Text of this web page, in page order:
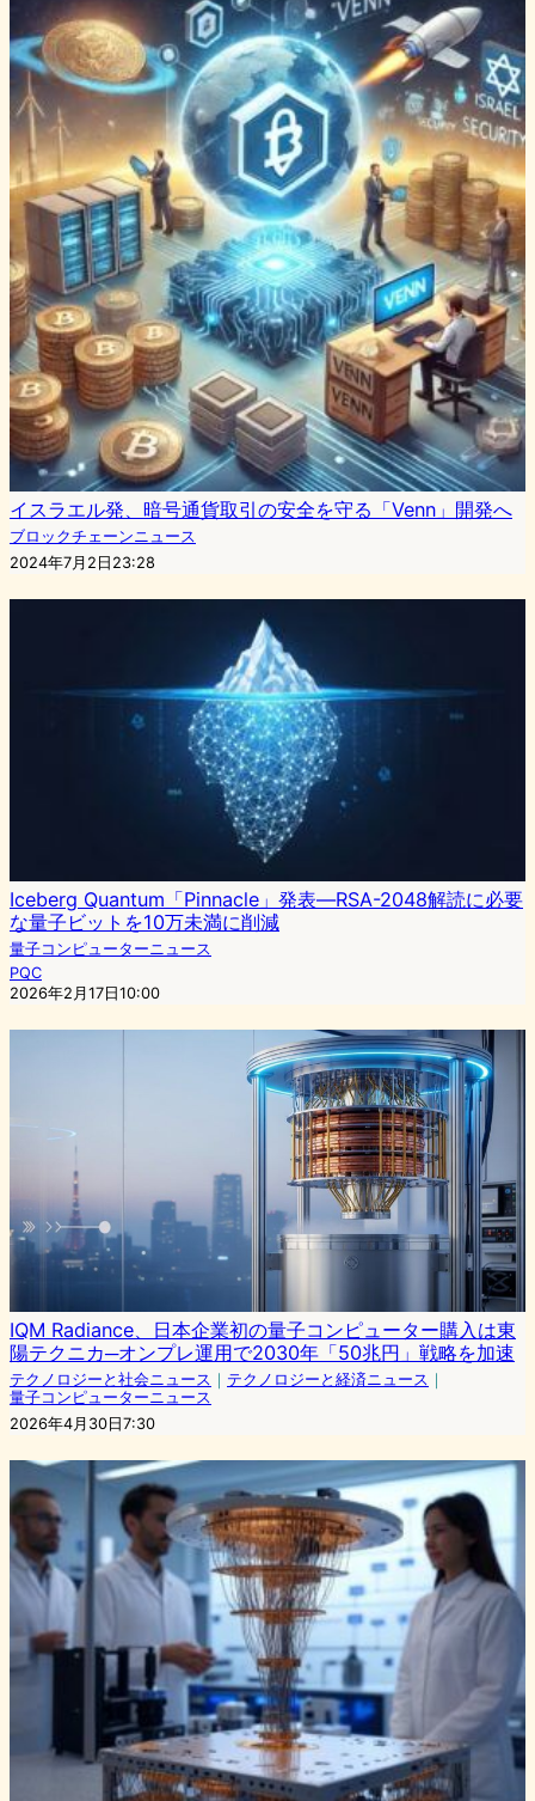
イスラエル発、暗号通貨取引の安全を守る「Venn」開発へ
ブロックチェーンニュース
2024年7月2日23:28
Iceberg Quantum「Pinnacle」発表—RSA-2048解読に必要
な量子ビットを10万未満に削減
量子コンピューターニュース
PQC
2026年2月17日10:00
IQM Radiance、日本企業初の量子コンピューター購入は東
陽テクニカ─オンプレ運用で2030年「50兆円」戦略を加速
テクノロジーと社会ニュース ｜ テクノロジーと経済ニュース ｜
量子コンピューターニュース
2026年4月30日7:30